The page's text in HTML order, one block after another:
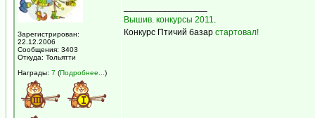
Зарегистрирован:
22.12.2006
Сообщения: 3403
Откуда: Тольятти
Награды: 7 (Подробнее... )
Вышив. конкурсы 2011.
Конкурс Птичий базар стартовал!